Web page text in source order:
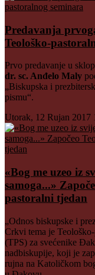
Predavanja
Teološko-
Prvo predavanje u
dr. sc. Anđelo Maly
„Biskupska i
pismu“.
Utorak, 12 Rujan 2017
«Bog me uzeo iz
samoga...»
pastoralni tjedan
„Odnos biskupske i
Crkvi tema je
(TPS) za svećenike
nadbiskupije, koji je
rujna na Katoličkom